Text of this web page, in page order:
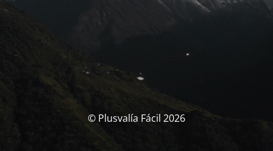
© Plusvalía Fácil 2026